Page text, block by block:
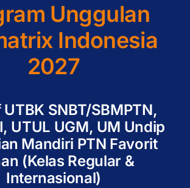
Unggulan
Indonesia
2027
SNBT/SBMPTN,
UTUL UGM, UM Undip
Mandiri PTN Favorit
(Kelas Regular &
Internasional)